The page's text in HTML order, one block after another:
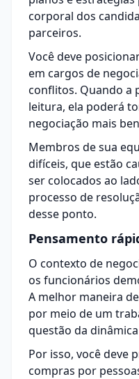
corporal dos
parceiros.
Você deve
em cargos de
conflitos. Quando a
leitura, ela poderá
negociação mais
Membros de sua
difíceis, que estão
ser colocados ao
processo de
desse ponto.
Pensamento
O contexto de
os funcionários
A melhor maneira
por meio de um
questão da
Por isso, você deve
compras por